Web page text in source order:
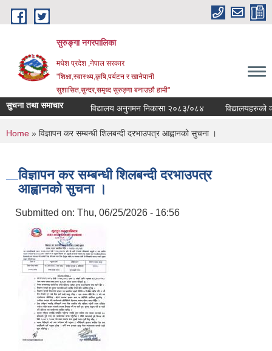
Skip to main content
सुरुङ्‍गा नगरपालिका
मधेश प्रदेश ,नेपाल सरकार
"शिक्षा,स्वास्थ्य,कृषि,पर्यटन र खानेपानी
सुशासित,सुन्दर,समृध्द सुरुङ्गा बनाउछौ हामी"
सुचना तथा समाचार विद्यालय अनुगमन निकासा २०८३/०८४ विद्यालयहरुको
You are here
Home » विज्ञापन कर सम्बन्धी शिलबन्दी दरभाउपत्र आह्वानको सुचना ।
विज्ञापन कर सम्बन्धी शिलबन्दी दरभाउपत्र
आह्वानको सुचना ।
Submitted on: Thu, 06/25/2026 - 16:56